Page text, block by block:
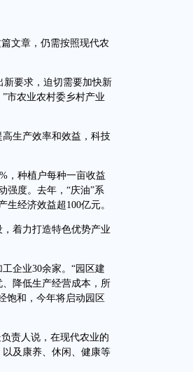
文章，仍需按照现代农
要求，迫切需要加快新
市农业农村委乡村产业
生产效率和效益，科技
，种植户每种一亩收益
强度。去年，“庆油”系
经济效益超100亿元。
着力打造特色优势产业
企业30余家。“园区建
降低生产经营成本，所
饱和，今年将启动园区
责人说，在现代农业的
及康养、休闲、健康等